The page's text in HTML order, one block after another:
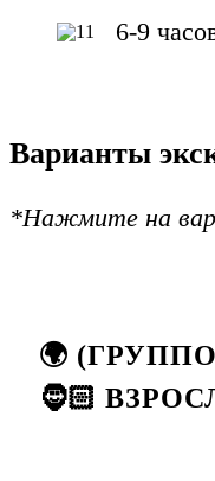
6-9
Варианты
*Нажмите на
🌍
🧔🏻